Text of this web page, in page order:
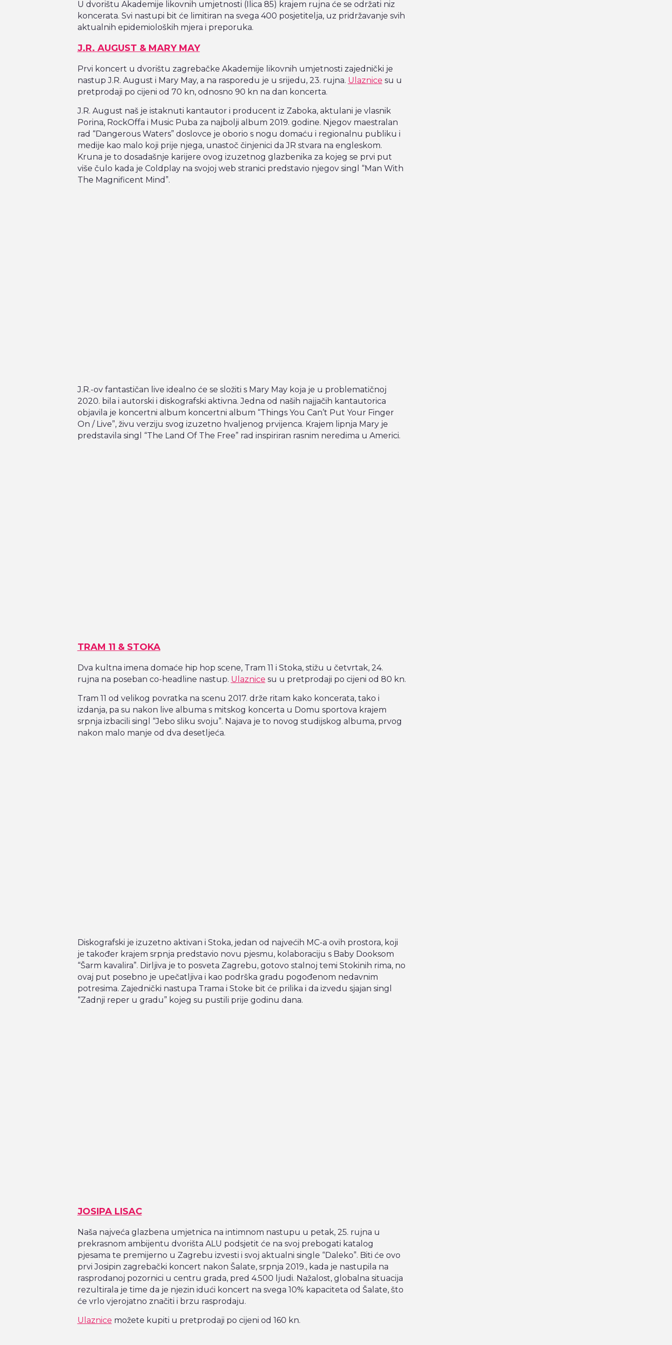
U dvorištu Akademije likovnih umjetnosti (Ilica 85) krajem rujna će se održati niz
koncerata. Svi nastupi bit će limitiran na svega 400 posjetitelja, uz pridržavanje svih
aktualnih epidemioloških mjera i preporuka.
J.R. AUGUST & MARY MAY
Prvi koncert u dvorištu zagrebačke Akademije likovnih umjetnosti zajednički je
nastup J.R. August i Mary May, a na rasporedu je u srijedu, 23. rujna. Ulaznice su u
pretprodaji po cijeni od 70 kn, odnosno 90 kn na dan koncerta.
J.R. August naš je istaknuti kantautor i producent iz Zaboka, aktulani je vlasnik
Porina, RockOffa i Music Puba za najbolji album 2019. godine. Njegov maestralan
rad “Dangerous Waters” doslovce je oborio s nogu domaću i regionalnu publiku i
medije kao malo koji prije njega, unastoč činjenici da JR stvara na engleskom.
Kruna je to dosadašnje karijere ovog izuzetnog glazbenika za kojeg se prvi put
više čulo kada je Coldplay na svojoj web stranici predstavio njegov singl “Man With
The Magnificent Mind”.
J.R.-ov fantastičan live idealno će se složiti s Mary May koja je u problematičnoj
2020. bila i autorski i diskografski aktivna. Jedna od naših najjačih kantautorica
objavila je koncertni album koncertni album “Things You Can’t Put Your Finger
On / Live”, živu verziju svog izuzetno hvaljenog prvijenca. Krajem lipnja Mary je
predstavila singl “The Land Of The Free” rad inspiriran rasnim neredima u Americi.
TRAM 11 & STOKA
Dva kultna imena domaće hip hop scene, Tram 11 i Stoka, stižu u četvrtak, 24.
rujna na poseban co-headline nastup. Ulaznice su u pretprodaji po cijeni od 80 kn.
Tram 11 od velikog povratka na scenu 2017. drže ritam kako koncerata, tako i
izdanja, pa su nakon live albuma s mitskog koncerta u Domu sportova krajem
srpnja izbacili singl “Jebo sliku svoju”. Najava je to novog studijskog albuma, prvog
nakon malo manje od dva desetljeća.
Diskografski je izuzetno aktivan i Stoka, jedan od najvećih MC-a ovih prostora, koji
je također krajem srpnja predstavio novu pjesmu, kolaboraciju s Baby Dooksom
“Šarm kavalira”. Dirljiva je to posveta Zagrebu, gotovo stalnoj temi Stokinih rima, no
ovaj put posebno je upečatljiva i kao podrška gradu pogođenom nedavnim
potresima. Zajednički nastupa Trama i Stoke bit će prilika i da izvedu sjajan singl
“Zadnji reper u gradu” kojeg su pustili prije godinu dana.
JOSIPA LISAC
Naša najveća glazbena umjetnica na intimnom nastupu u petak, 25. rujna u
prekrasnom ambijentu dvorišta ALU podsjetit će na svoj prebogati katalog
pjesama te premijerno u Zagrebu izvesti i svoj aktualni single “Daleko”. Biti će ovo
prvi Josipin zagrebački koncert nakon Šalate, srpnja 2019., kada je nastupila na
rasprodanoj pozornici u centru grada, pred 4.500 ljudi. Nažalost, globalna situacija
rezultirala je time da je njezin idući koncert na svega 10% kapaciteta od Šalate, što
će vrlo vjerojatno značiti i brzu rasprodaju.
Ulaznice možete kupiti u pretprodaji po cijeni od 160 kn.